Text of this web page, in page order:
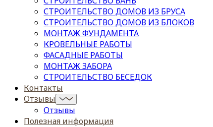
СТРОИТЕЛЬСТВО ДОМОВ ИЗ БРУСА
СТРОИТЕЛЬСТВО ДОМОВ ИЗ БЛОКОВ
МОНТАЖ ФУНДАМЕНТА
КРОВЕЛЬНЫЕ РАБОТЫ
ФАСАДНЫЕ РАБОТЫ
МОНТАЖ ЗАБОРА
СТРОИТЕЛЬСТВО БЕСЕДОК
Контакты
Отзывы
Отзывы
Полезная информация